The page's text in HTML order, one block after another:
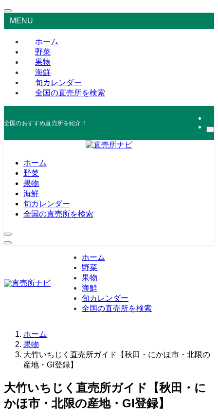
MENU
ホーム
野菜
果物
海鮮
旬カレンダー
全国の直売所を検索
全国のおすすめ直売所を紹介！
ホーム
野菜
果物
海鮮
旬カレンダー
全国の直売所を検索
ホーム
野菜
果物
海鮮
旬カレンダー
全国の直売所を検索
ホーム
果物
大竹いちじく直売所ガイド【秋田・にかほ市・北限の
産地・GI登録】
大竹いちじく直売所ガイド【秋田・に
かほ市・北限の産地・GI登録】